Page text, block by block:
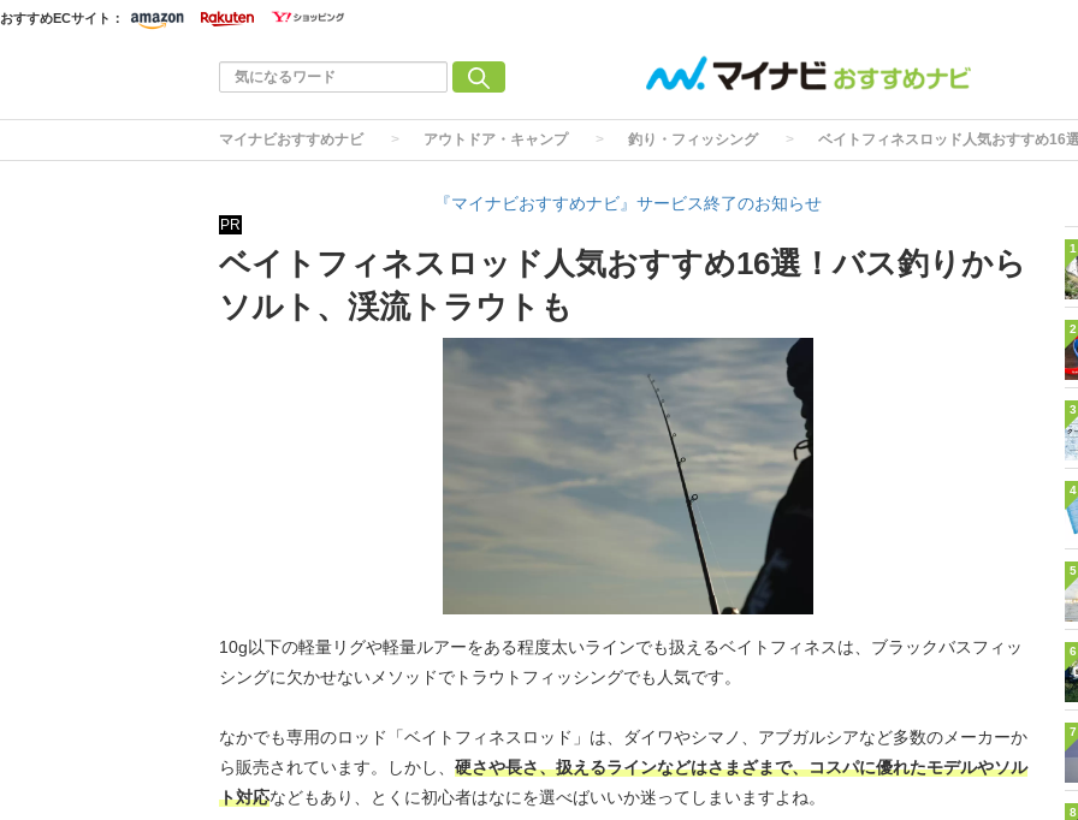
おすすめECサイト：
マイナビおすすめナビ アウトドア・キャンプ 釣り・フィッシング ベイトフィネスロッド人気おすすめ16
『マイナビおすすめナビ』サービス終了のお知らせ
PR
ベイトフィネスロッド人気おすすめ16選！バス釣りから
ソルト、渓流トラウトも
10g以下の軽量リグや軽量ルアーをある程度太いラインでも扱えるベイトフィネスは、ブラックバスフィッ
シングに欠かせないメソッドでトラウトフィッシングでも人気です。
なかでも専用のロッド「ベイトフィネスロッド」は、ダイワやシマノ、アブガルシアなど多数のメーカーか
ら販売されています。しかし、 硬さや長さ、扱えるラインなどはさまざまで、コスパに優れたモデルやソル
ト対応などもあり、とくに初心者はなにを選べばいいか迷ってしまいますよね。
1
2
3
4
5
6
7
8